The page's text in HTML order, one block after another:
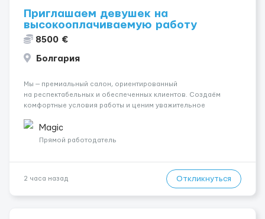
Приглашаем девушек на
высокооплачиваемую работу
8500 €
Болгария
Мы — премиальный салон, ориентированный
на респектабельных и обеспеченных клиентов. Создаём
комфортные условия работы и ценим уважительное
💎 Высокий доход — от 2000 € в неделю и выше 💎 Честная
сис...
Magic
Прямой работодатель
2 часа назад Откликнуться